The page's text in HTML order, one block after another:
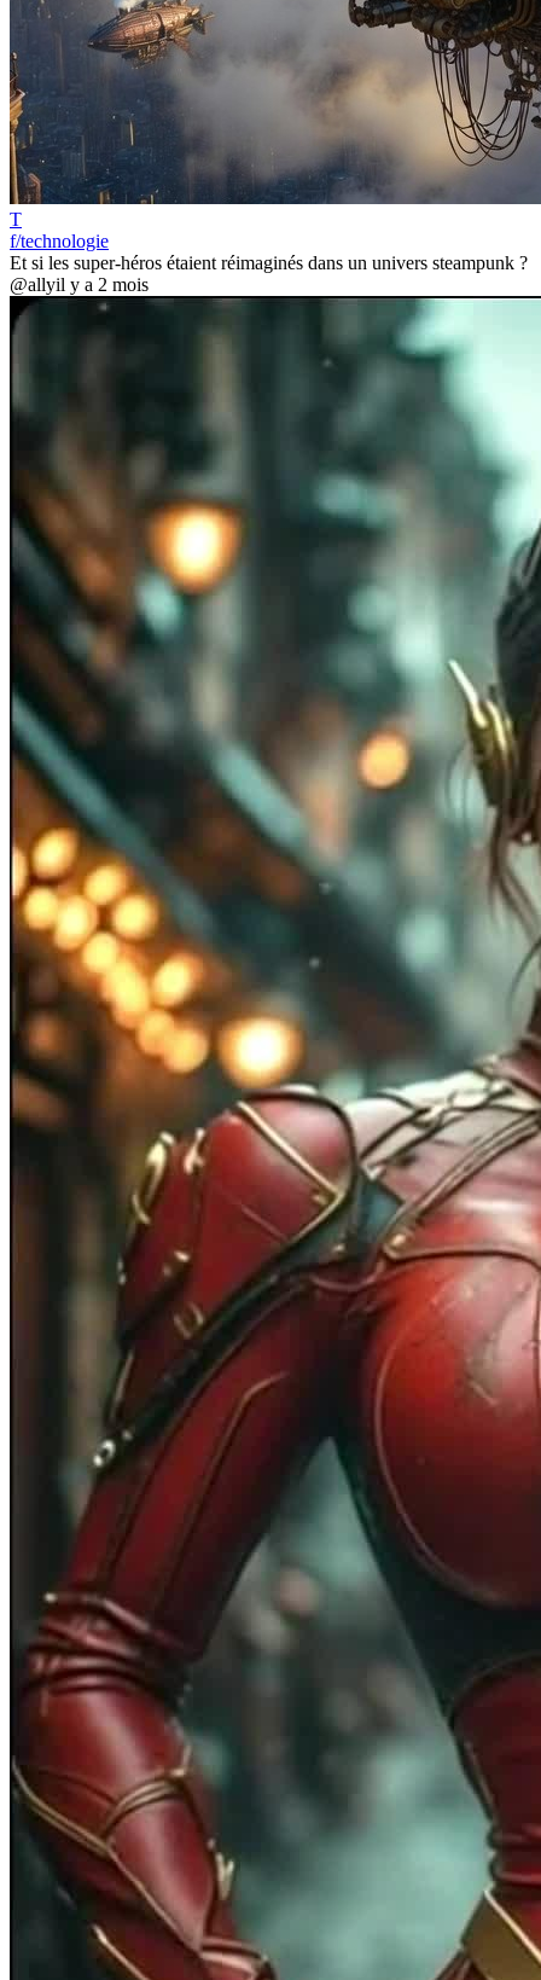
T
f/technologie
Et si les super-héros étaient réimaginés dans un univers steampunk ?
@allyil y a 2 mois